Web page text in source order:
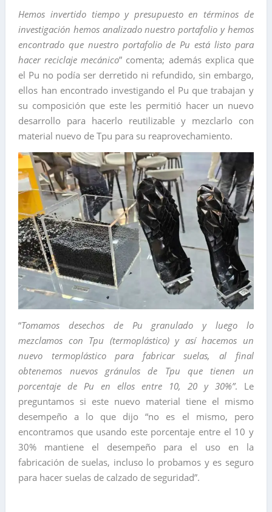
Hemos invertido tiempo y presupuesto en términos de
investigación hemos analizado nuestro portafolio y hemos
encontrado que nuestro portafolio de Pu está listo para
hacer reciclaje mecánico” comenta; además explica que
el Pu no podía ser derretido ni refundido, sin embargo,
ellos han encontrado investigando el Pu que trabajan y
su composición que este les permitió hacer un nuevo
desarrollo para hacerlo reutilizable y mezclarlo con
material nuevo de Tpu para su reaprovechamiento.
“Tomamos desechos de Pu granulado y luego lo
mezclamos con Tpu (termoplástico) y así hacemos un
nuevo termoplástico para fabricar suelas, al final
obtenemos nuevos gránulos de Tpu que tienen un
porcentaje de Pu en ellos entre 10, 20 y 30%”. Le
preguntamos si este nuevo material tiene el mismo
desempeño a lo que dijo “no es el mismo, pero
encontramos que usando este porcentaje entre el 10 y
30% mantiene el desempeño para el uso en la
fabricación de suelas, incluso lo probamos y es seguro
para hacer suelas de calzado de seguridad”.